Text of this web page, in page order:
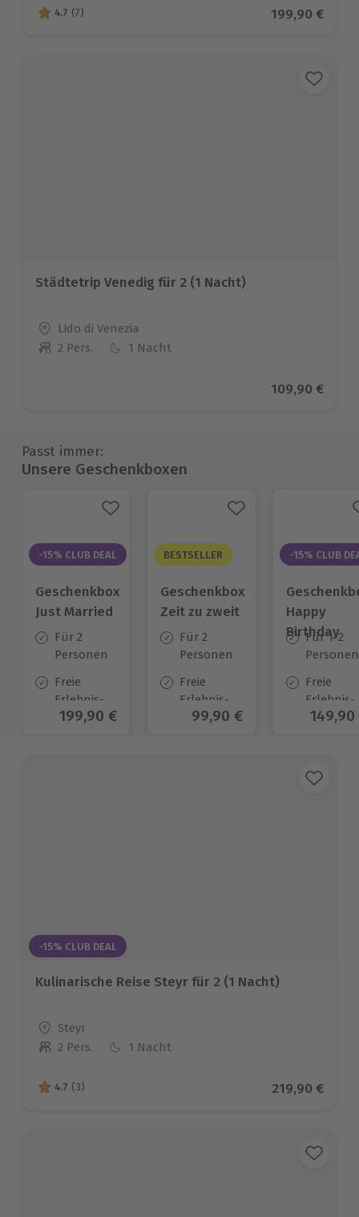
4.7 von 5 Sternen basierend auf 7 Bewertungen
4.7 (7) Aktueller
199,90 €
Städtetrip Venedig für 2 (1 Nacht)
Standort
Lido di Venezia
Anzahl der Teilnehmer
2 Pers. 1 Nacht
Aktueller
109,90 €
Passt immer:
Unsere Geschenkboxen
-15% CLUB DEAL
Geschenkbox
Just Married
Für 2
Personen
Freie
Erlebnis-
Auswahl
Aktueller Preis
199,90 €
BESTSELLER
Geschenkbox
Zeit zu zweit
Für 2
Personen
Freie
Erlebnis-
Auswahl
Aktueller Preis
99,90 €
-15% CLUB
Happy
Birthday
Für 1-2
Personen
Freie
Erlebnis-
Auswahl
149,90
-15% CLUB DEAL
Kulinarische Reise Steyr für 2 (1 Nacht)
Standort
Steyr
Anzahl der Teilnehmer
2 Pers. 1 Nacht
4.7 von 5 Sternen basierend auf 3 Bewertungen
4.7 (3) Aktueller
219,90 €